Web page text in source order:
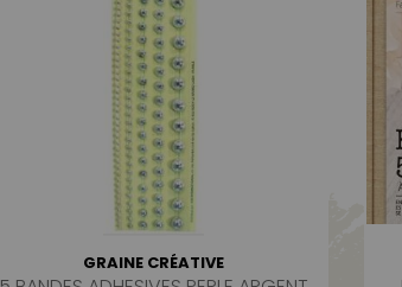
GRAINE CRÉATIVE